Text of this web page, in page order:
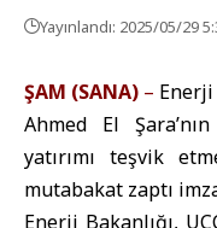
Yayınlandı: 2025/05/29
ŞAM (SANA) – Enerji
Ahmed El
yatırımı teşvik
mutabakat zaptı
Enerji Bakanlığı,